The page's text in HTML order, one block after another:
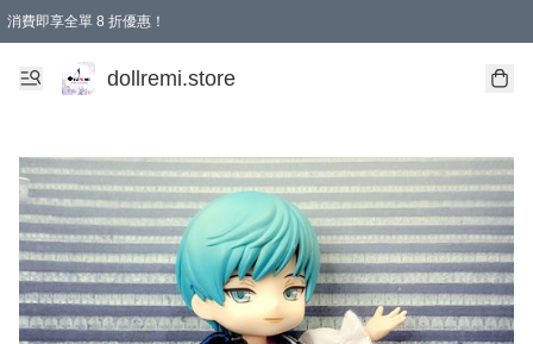
消費即享全單 8 折優惠！
購物滿 HKD 1500.00即享免運費優惠！（適用於 本地送貨、本地取貨、國際送貨 )
dollremi.store